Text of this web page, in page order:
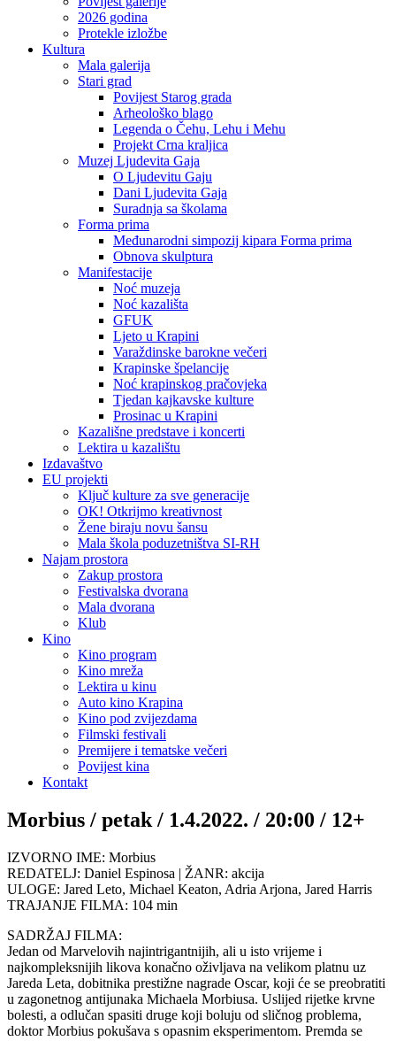
2026 godina
Protekle izložbe
Kultura
Mala galerija
Stari grad
Povijest Starog grada
Arheološko blago
Legenda o Čehu, Lehu i Mehu
Projekt Crna kraljica
Muzej Ljudevita Gaja
O Ljudevitu Gaju
Dani Ljudevita Gaja
Suradnja sa školama
Forma prima
Međunarodni simpozij kipara Forma prima
Obnova skulptura
Manifestacije
Noć muzeja
Noć kazališta
GFUK
Ljeto u Krapini
Varaždinske barokne večeri
Krapinske špelancije
Noć krapinskog pračovjeka
Tjedan kajkavske kulture
Prosinac u Krapini
Kazališne predstave i koncerti
Lektira u kazalištu
Izdavaštvo
EU projekti
Ključ kulture za sve generacije
OK! Otkrijmo kreativnost
Žene biraju novu šansu
Mala škola poduzetništva SI-RH
Najam prostora
Zakup prostora
Festivalska dvorana
Mala dvorana
Klub
Kino
Kino program
Kino mreža
Lektira u kinu
Auto kino Krapina
Kino pod zvijezdama
Filmski festivali
Premijere i tematske večeri
Povijest kina
Kontakt
Morbius / petak / 1.4.2022. / 20:00 / 12+
IZVORNO IME: Morbius
REDATELJ: Daniel Espinosa | ŽANR: akcija
ULOGE: Jared Leto, Michael Keaton, Adria Arjona, Jared Harris
TRAJANJE FILMA: 104 min
SADRŽAJ FILMA:
Jedan od Marvelovih najintrigantnijih, ali u isto vrijeme i
najkompleksnijih likova konačno oživljava na velikom platnu uz
Jareda Leta, dobitnika prestižne nagrade Oscar, koji će se preobratiti
u zagonetnog antijunaka Michaela Morbiusa. Uslijed rijetke krvne
bolesti, a odlučan spasiti druge koji boluju od sličnog problema,
doktor Morbius pokušava s opasnim eksperimentom. Premda se